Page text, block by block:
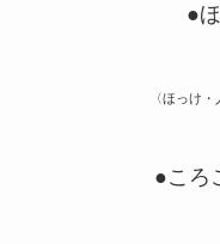
●
〈ほっけ
●ころ